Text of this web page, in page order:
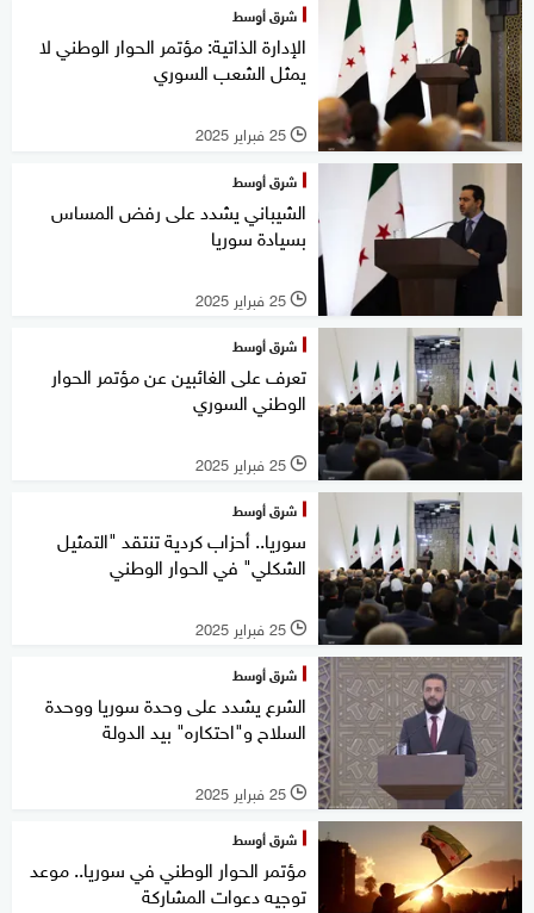
شرق أوسط
الإدارة الذاتية: مؤتمر الحوار الوطني لا
يمثل الشعب السوري
l 25 فبراير 2025
شرق أوسط
الشيباني يشدد على رفض المساس
بسيادة سوريا
l 25 فبراير 2025
شرق أوسط
تعرف على الغائبين عن مؤتمر الحوار
الوطني السوري
l 25 فبراير 2025
شرق أوسط
سوريا.. أحزاب كردية تنتقد "التمثيل
الشكلي" في الحوار الوطني
l 25 فبراير 2025
شرق أوسط
الشرع يشدد على وحدة سوريا ووحدة
السلاح و"احتكاره" بيد الدولة
l 25 فبراير 2025
شرق أوسط
مؤتمر الحوار الوطني في سوريا.. موعد
توجيه دعوات المشاركة